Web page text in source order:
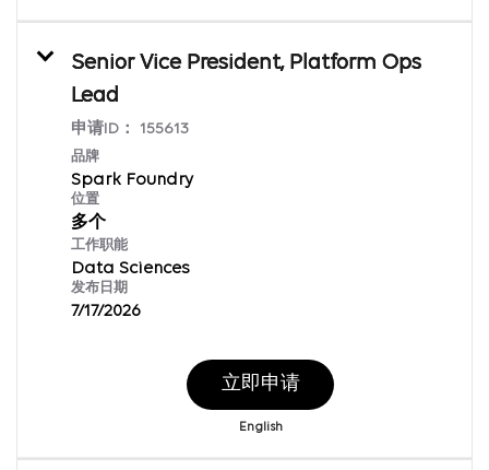
Senior Vice President, Platform Ops
Lead
申请ID： 155613
品牌
Spark Foundry
位置
多个
工作职能
Data Sciences
发布日期
7/17/2026
立即申请
English